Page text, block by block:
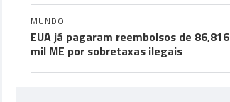
MUNDO
EUA já pagaram reembolsos de 86,816
mil ME por sobretaxas ilegais